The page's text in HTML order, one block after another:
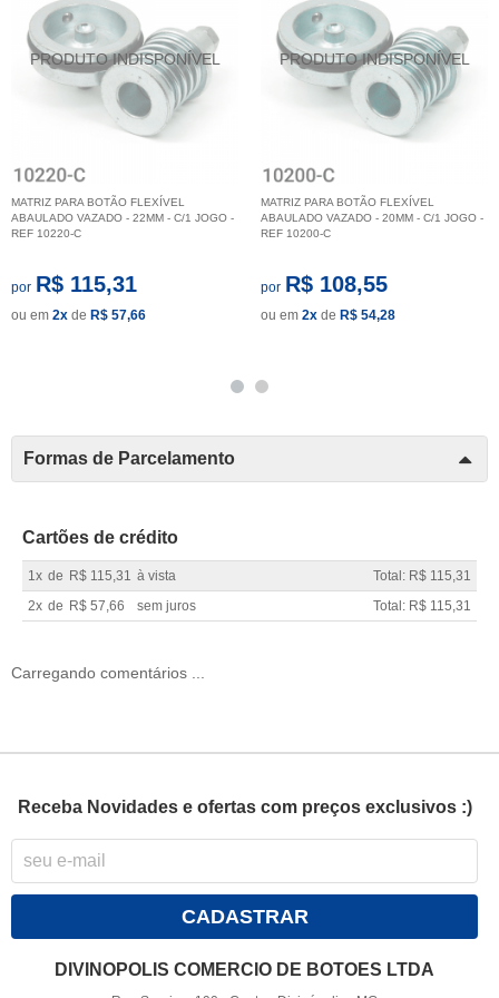
MATRIZ PARA BOTÃO FLEXÍVEL
ABAULADO VAZADO - 22MM - C/1 JOGO -
REF 10220-C
por R$ 115,31
ou em 2x de R$ 57,66
MATRIZ PARA BOTÃO FLEXÍVEL
ABAULADO VAZADO - 20MM - C/1 JOGO -
REF 10200-C
por R$ 108,55
ou em 2x de R$ 54,28
Formas de Parcelamento
Cartões de crédito
1x de R$ 115,31 à vista
Total: R$ 115,31
2x de R$ 57,66 sem juros Total: R$ 115,31
Carregando comentários ...
Receba Novidades e ofertas com preços exclusivos :)
CADASTRAR
DIVINOPOLIS COMERCIO DE BOTOES LTDA